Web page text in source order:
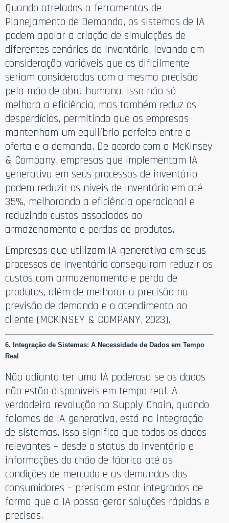
Quando atrelados a ferramentas de
Planejamento de Demanda, os sistemas de IA
podem apoiar a criação de simulações de
diferentes cenários de inventário, levando em
consideração variáveis que os dificilmente
seriam consideradas com a mesma precisão
pela mão de obra humana. Isso não só
melhora a eficiência, mas também reduz os
desperdícios, permitindo que as empresas
mantenham um equilíbrio perfeito entre a
oferta e a demanda. De acordo com a McKinsey
& Company, empresas que implementam IA
generativa em seus processos de inventário
podem reduzir os níveis de inventário em até
35%, melhorando a eficiência operacional e
reduzindo custos associados ao
armazenamento e perdas de produtos.
Empresas que utilizam IA generativa em seus
processos de inventário conseguiram reduzir os
custos com armazenamento e perda de
produtos, além de melhorar a precisão na
previsão de demanda e o atendimento ao
cliente (MCKINSEY & COMPANY, 2023).
6. Integração de Sistemas: A Necessidade de Dados em Tempo
Real
Não adianta ter uma IA poderosa se os dados
não estão disponíveis em tempo real. A
verdadeira revolução no Supply Chain, quando
falamos de IA generativa, está na integração
de sistemas. Isso significa que todos os dados
relevantes – desde o status do inventário e
informações do chão de fábrica até as
condições de mercado e as demandas dos
consumidores – precisam estar integrados de
forma que a IA possa gerar soluções rápidas e
precisas.